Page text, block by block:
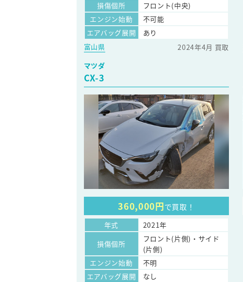
損傷個所
フロント(中央)
エンジン始動
不可能
エアバッグ展開
あり
富山県
2024年4月 買取
マツダ
CX-3
360,000円で買取！
年式
2021年
損傷個所
フロント(片側)・サイド
(片側)
エンジン始動
不明
エアバッグ展開
なし